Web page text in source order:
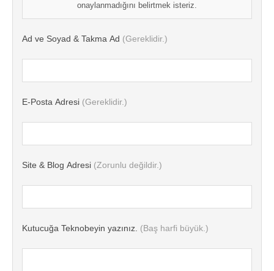
onaylanmadığını belirtmek isteriz.
Ad ve Soyad & Takma Ad (Gereklidir.)
E-Posta Adresi (Gereklidir.)
Site & Blog Adresi (Zorunlu değildir.)
Kutucuğa Teknobeyin yazınız. (Baş harfi büyük.)